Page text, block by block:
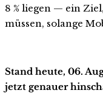
8 % liegen — ein
müssen, solange
Stand heute, 06.
jetzt genauer